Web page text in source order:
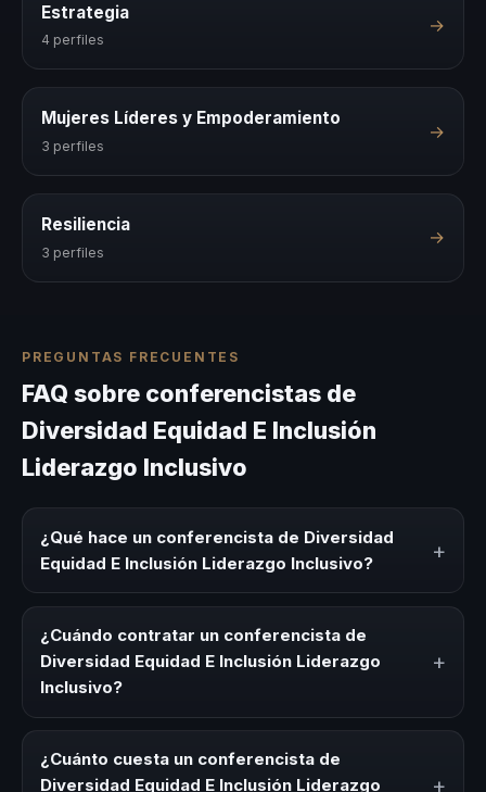
Estrategia
4 perfiles
→
Mujeres Líderes y Empoderamiento
3 perfiles
→
Resiliencia
3 perfiles
→
PREGUNTAS FRECUENTES
FAQ sobre conferencistas de
Diversidad Equidad E Inclusión
Liderazgo Inclusivo
¿Qué hace un conferencista de Diversidad
Equidad E Inclusión Liderazgo Inclusivo?
+
Liderazgo Inclusivo es un experto que comparte
conocimiento, estrategias y experiencias sobre este tema
en eventos corporativos, convenciones y seminarios. Su
objetivo es generar reflexión, inspiración y herramientas
aplicables para la audiencia.
¿Cuándo contratar un conferencista de
Diversidad Equidad E Inclusión Liderazgo
Inclusivo?
+
E Inclusión Liderazgo Inclusivo para kick-offs,
convenciones anuales, programas de desarrollo, eventos
¿Cuánto cuesta un conferencista de
Diversidad Equidad E Inclusión Liderazgo
+